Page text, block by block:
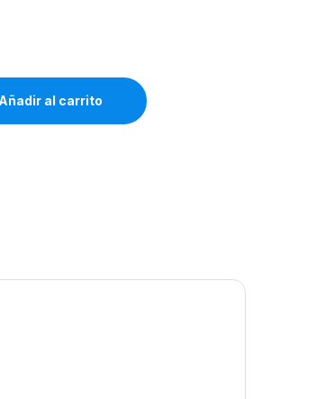
811 quantity
Añadir al carrito